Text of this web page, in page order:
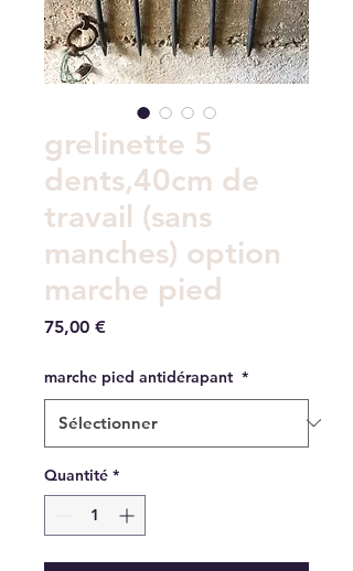
grelinette 5
dents,40cm de
travail (sans
manches) option
marche pied
75,00 €Prix
marche pied antidérapant *
Quantité *